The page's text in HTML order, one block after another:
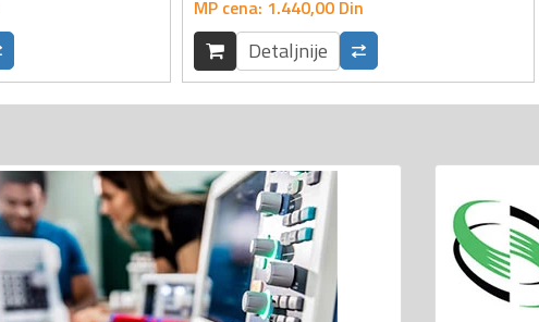
MP cena: 1.440,00 Din
Detaljnije